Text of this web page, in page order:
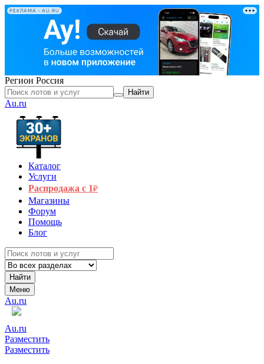
РЕКЛАМА • AU.RU
Регион Россия
Найти
Au.ru
Каталог
Услуги
Распродажа с 1₽
Магазины
Форум
Помощь
Блог
Найти
Меню
Au.ru
Au.ru
Разместить
Разместить